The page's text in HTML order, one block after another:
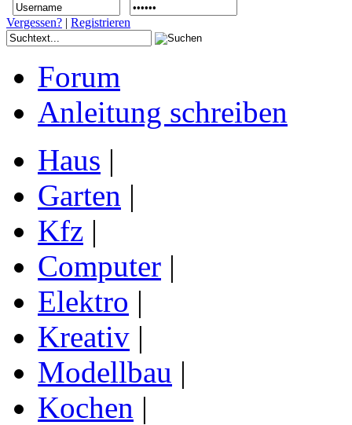
Vergessen? | Registrieren
Forum
Anleitung schreiben
Haus |
Garten |
Kfz |
Computer |
Elektro |
Kreativ |
Modellbau |
Kochen |